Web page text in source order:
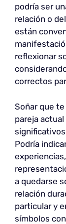
podría ser
relación o
están
reflexionar
correctos
Soñar que
pareja
Podría
a quedarse
relación
particular y
símbolos